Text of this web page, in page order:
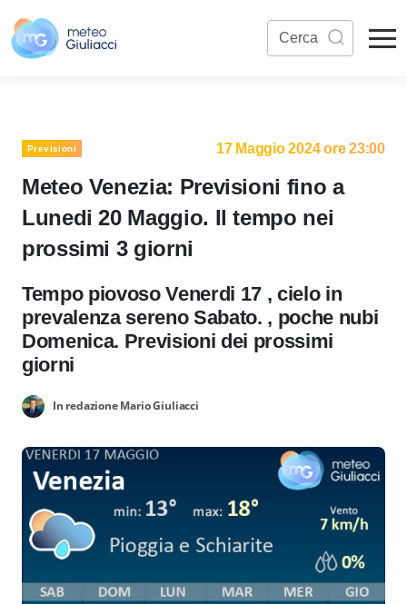
Previsioni 17 Maggio 2024 ore 23:00
Meteo Venezia: Previsioni fino a
Lunedi 20 Maggio. Il tempo nei
prossimi 3 giorni
Tempo piovoso Venerdi 17 , cielo in
prevalenza sereno Sabato. , poche nubi
Domenica. Previsioni dei prossimi
giorni
In redazione Mario Giuliacci